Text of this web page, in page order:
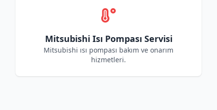
Mitsubishi Isı Pompası Servisi
Mitsubishi ısı pompası bakım ve onarım
hizmetleri.